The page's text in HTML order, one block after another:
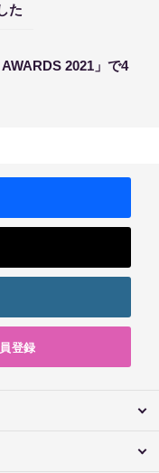
た
2021」で4
登録